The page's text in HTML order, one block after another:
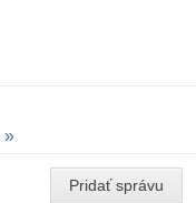
Pridať správu